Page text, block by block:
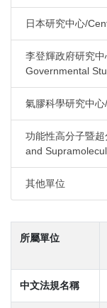
日本研究中心/
李登輝政府研究
Governmental
氣膠科學研究中
功能性高分子暨
and
其他單位
所屬單位
中文法規名稱